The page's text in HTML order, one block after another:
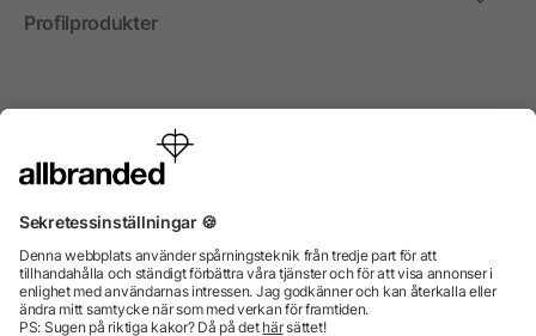
Profilprodukter
Internationellt